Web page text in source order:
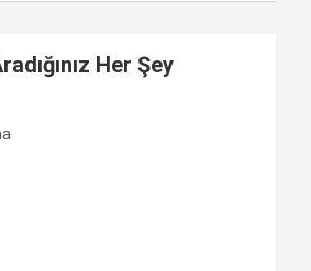
Her Şey